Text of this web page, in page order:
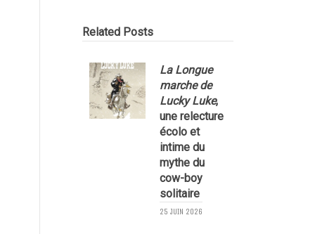
Related Posts
La Longue
marche de
Lucky Luke,
une relecture
écolo et
intime du
mythe du
cow-boy
solitaire
25 JUIN 2026